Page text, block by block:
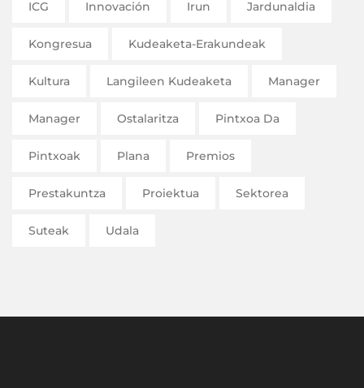
ICG Innovación Irun Jardunaldia
Kongresua Kudeaketa-Erakundeak
Kultura Langileen Kudeaketa Manager
Manager Ostalaritza Pintxoa Da
Pintxoak Plana Premios
Prestakuntza Proiektua Sektorea
Suteak Udala